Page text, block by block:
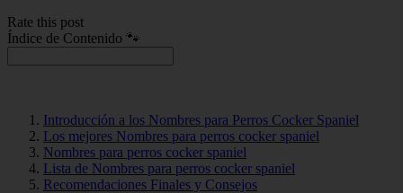
Rate this post
Índice de Contenido 🐾
Introducción a los Nombres para Perros Cocker Spaniel
Los mejores Nombres para perros cocker spaniel
Nombres para perros cocker spaniel
Lista de Nombres para perros cocker spaniel
Recomendaciones Finales y Consejos